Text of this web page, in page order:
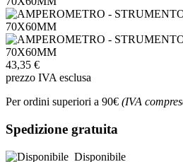
43,35 €
prezzo IVA esclusa
Per ordini superiori a 90€ (IVA
Spedizione gratuita
Disponibile